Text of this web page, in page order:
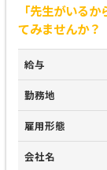
「先生がいる
てみませんか？
給与
勤務地
雇用形態
会社名